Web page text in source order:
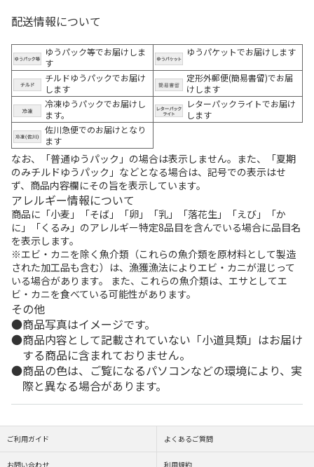
配送情報について
ゆうパック等でお届けしま
す
ゆうパケットでお届けします
チルドゆうパックでお届け
します
定形外郵便(簡易書留)でお届
けします
冷凍ゆうパックでお届けし
ます。
レターパックライトでお届け
します
佐川急便でのお届けとなり
ます
なお、「普通ゆうパック」の場合は表示しません。また、「夏期
のみチルドゆうパック」などとなる場合は、記号での表示はせ
ず、商品内容欄にその旨を表示しています。
アレルギー情報について
商品に「小麦」「そば」「卵」「乳」「落花生」「えび」「か
に」「くるみ」のアレルギー特定8品目を含んでいる場合に品目名
を表示します。
※エビ・カニを除く魚介類（これらの魚介類を原材料として製造
された加工品も含む）は、漁獲漁法によりエビ・カニが混じって
いる場合があります。 また、これらの魚介類は、エサとしてエ
ビ・カニを食べている可能性があります。
その他
商品写真はイメージです。
商品内容として記載されていない「小道具類」はお届け
する商品に含まれておりません。
商品の色は、ご覧になるパソコンなどの環境により、実
際と異なる場合があります。
ご利用ガイド よくあるご質問
お問い合わせ 利用規約